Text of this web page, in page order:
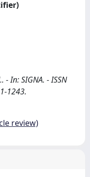
In: SIGNA. - ISSN
1243.
review)